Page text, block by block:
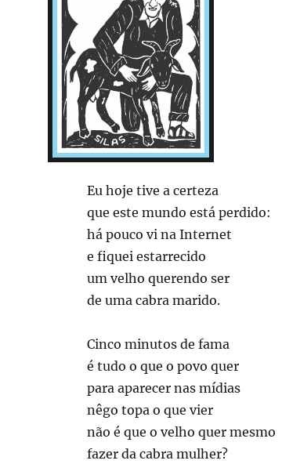
Eu hoje tive a certeza
que este mundo está perdido:
há pouco vi na Internet
e fiquei estarrecido
um velho querendo ser
de uma cabra marido.
Cinco minutos de fama
é tudo o que o povo quer
para aparecer nas mídias
nêgo topa o que vier
não é que o velho quer mesmo
fazer da cabra mulher?